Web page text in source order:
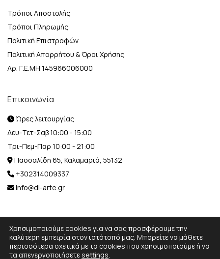
Τρόποι Αποστολής
Τρόποι Πληρωμής
Πολιτική Επιστροφών
Πολιτική Απορρήτου & Όροι Χρήσης
Αρ. Γ.Ε.ΜΗ 145966006000
Επικοινωνία
Ώρες λειτουργίας
Δευ-Τετ-Σαβ 10:00 - 15:00
Τρι-Πεμ-Παρ 10:00 - 21:00
Πασσαλίδη 65, Καλαμαριά, 55132
+302314009337
info@di-arte.gr
© 2026 Designed and Developed by MediaBox. All rights
Χρησιμοποιούμε cookies για να σας προσφέρουμε την
καλύτερη εμπειρία στον ιστότοπό μας. Μπορείτε να μάθετε
περισσότερα σχετικά με τα cookies που χρησιμοποιούμε ή να
τα απενεργοποιήσετεsettings.